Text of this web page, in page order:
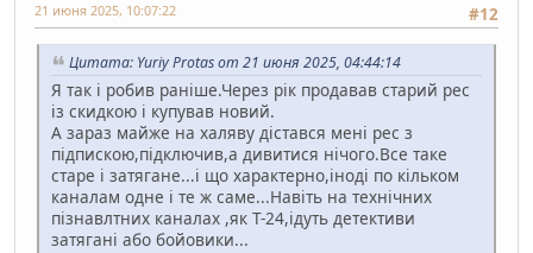
#12
21 июня 2025, 10:07:22
Цитата: Yuriy Protas от 21 июня 2025, 04:44:14
Я так і робив раніше.Через рік продавав старий рес
із скидкою і купував новий.
А зараз майже на халяву дістався мені рес з
підпискою,підключив,а дивитися нічого.Все таке
старе і затягане...і що характерно,іноді по кільком
каналам одне і те ж саме...Навіть на технічних
пізнавлтних каналах ,як Т-24,ідуть детективи
затягані або бойовики...